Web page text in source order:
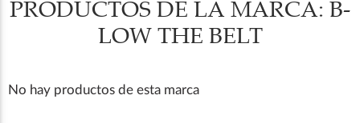
PRODUCTOS DE LA MARCA: B-
LOW THE BELT
No hay productos de esta marca